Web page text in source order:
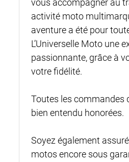
vous accompagner au
activité moto
aventure a été pour
L’Universelle Moto une
passionnante, grâce à
votre fidélité.
Toutes les commandes
bien entendu honorées.
Soyez également
motos encore sous